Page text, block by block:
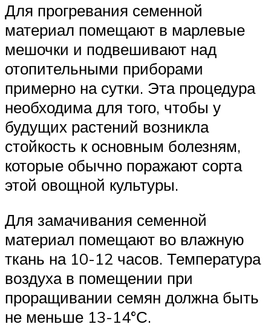
Для прогревания семенной
материал помещают в марлевые
мешочки и подвешивают над
отопительными приборами
примерно на сутки. Эта процедура
необходима для того, чтобы у
будущих растений возникла
стойкость к основным болезням,
которые обычно поражают сорта
этой овощной культуры.
Для замачивания семенной
материал помещают во влажную
ткань на 10-12 часов. Температура
воздуха в помещении при
проращивании семян должна быть
не меньше 13-14°С.